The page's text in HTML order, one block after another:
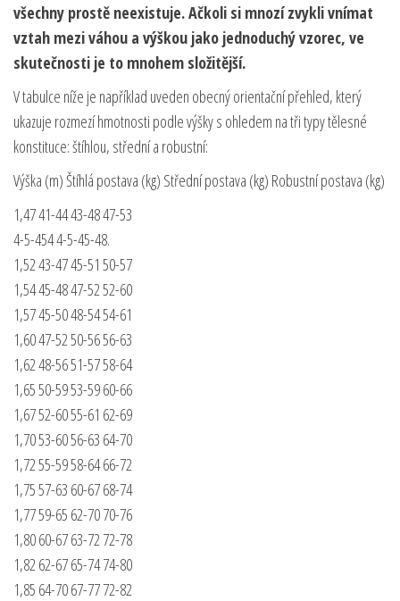
všechny prostě neexistuje. Ačkoli si mnozí zvykli vnímat
vztah mezi váhou a výškou jako jednoduchý vzorec, ve
skutečnosti je to mnohem složitější.
V tabulce níže je například uveden obecný orientační přehled, který
ukazuje rozmezí hmotnosti podle výšky s ohledem na tři typy tělesné
konstituce: štíhlou, střední a robustní:
Výška (m) Štíhlá postava (kg) Střední postava (kg) Robustní postava (kg)
1,47 41-44 43-48 47-53
4-5-454 4-5-45-48.
1,52 43-47 45-51 50-57
1,54 45-48 47-52 52-60
1,57 45-50 48-54 54-61
1,60 47-52 50-56 56-63
1,62 48-56 51-57 58-64
1,65 50-59 53-59 60-66
1,67 52-60 55-61 62-69
1,70 53-60 56-63 64-70
1,72 55-59 58-64 66-72
1,75 57-63 60-67 68-74
1,77 59-65 62-70 70-76
1,80 60-67 63-72 72-78
1,82 62-67 65-74 74-80
1,85 64-70 67-77 72-82